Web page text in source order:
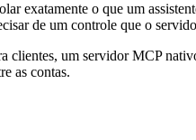
exatamente o que um
de um controle que o
clientes, um servidor MCP
as contas.